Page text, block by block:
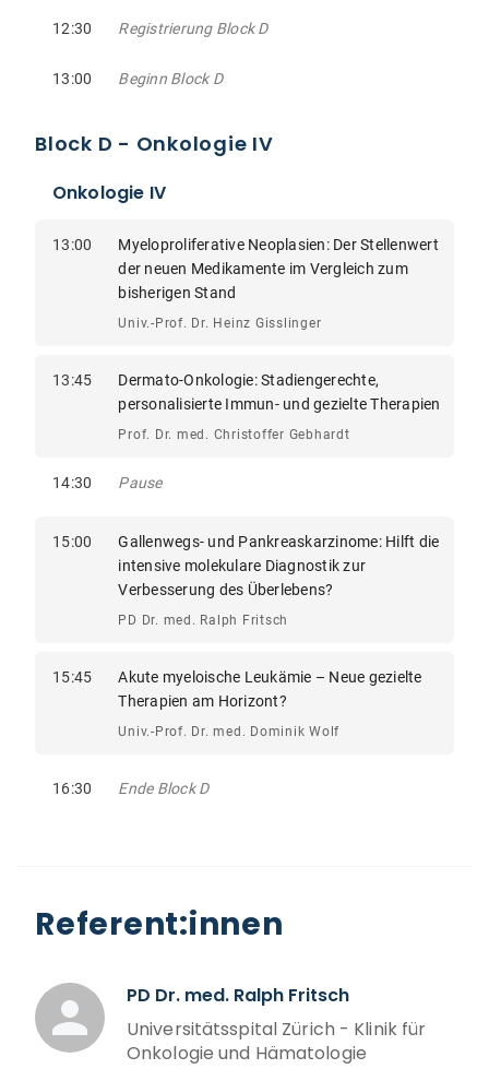
12:30 Registrierung Block D
13:00 Beginn Block D
Block D - Onkologie IV
Onkologie IV
13:00
Myeloproliferative Neoplasien: Der Stellenwert
der neuen Medikamente im Vergleich zum
bisherigen Stand
Univ.-Prof. Dr. Heinz Gisslinger
13:45
Dermato-Onkologie: Stadiengerechte,
personalisierte Immun- und gezielte Therapien
Prof. Dr. med. Christoffer Gebhardt
14:30 Pause
15:00
Gallenwegs- und Pankreaskarzinome: Hilft die
intensive molekulare Diagnostik zur
Verbesserung des Überlebens?
PD Dr. med. Ralph Fritsch
15:45
Akute myeloische Leukämie – Neue gezielte
Therapien am Horizont?
Univ.-Prof. Dr. med. Dominik Wolf
16:30 Ende Block D
Referent:innen
PD Dr. med. Ralph Fritsch
Universitätsspital Zürich - Klinik für
Onkologie und Hämatologie